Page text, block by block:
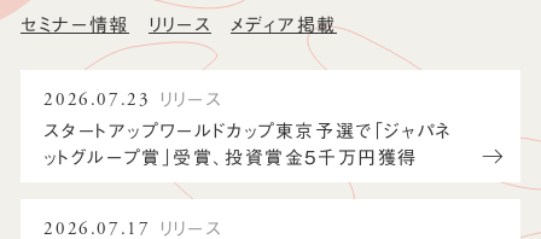
セミナー情報 リリース メディア掲載
2026.07.23
リリース
スタートアップワールドカップ東京予選で「ジャパネ
ットグループ賞」受賞、投資賞金5千万円獲得
2026.07.17
リリース